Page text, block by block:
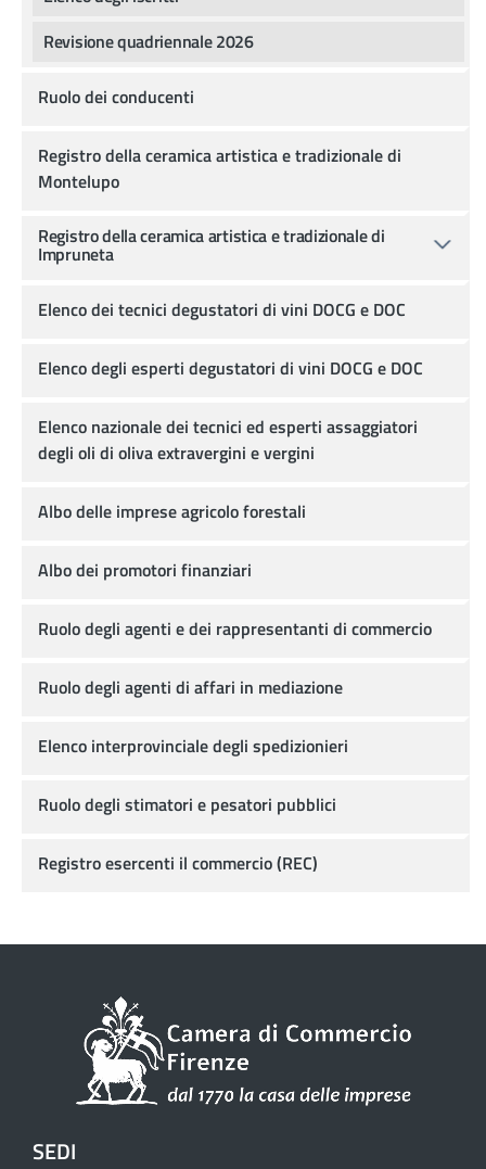
Revisione quadriennale 2026
Ruolo dei conducenti
Registro della ceramica artistica e tradizionale di
Montelupo
Registro della ceramica artistica e tradizionale di
Impruneta
Elenco dei tecnici degustatori di vini DOCG e DOC
Elenco degli esperti degustatori di vini DOCG e DOC
Elenco nazionale dei tecnici ed esperti assaggiatori
degli oli di oliva extravergini e vergini
Albo delle imprese agricolo forestali
Albo dei promotori finanziari
Ruolo degli agenti e dei rappresentanti di commercio
Ruolo degli agenti di affari in mediazione
Elenco interprovinciale degli spedizionieri
Ruolo degli stimatori e pesatori pubblici
Registro esercenti il commercio (REC)
SEDI